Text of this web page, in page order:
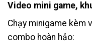
Video mini game,
Chạy minigame kèm
combo hoàn hảo: